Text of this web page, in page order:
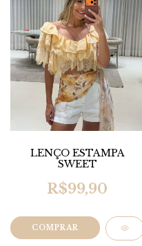
LENÇO ESTAMPA
SWEET
R$99,90
COMPRAR